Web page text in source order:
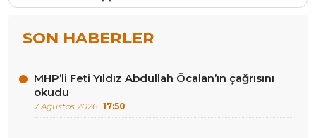
SON HABERLER
MHP’li Feti Yıldız Abdullah Öcalan’ın çağrısını
okudu
7 Ağustos 2026 17:50